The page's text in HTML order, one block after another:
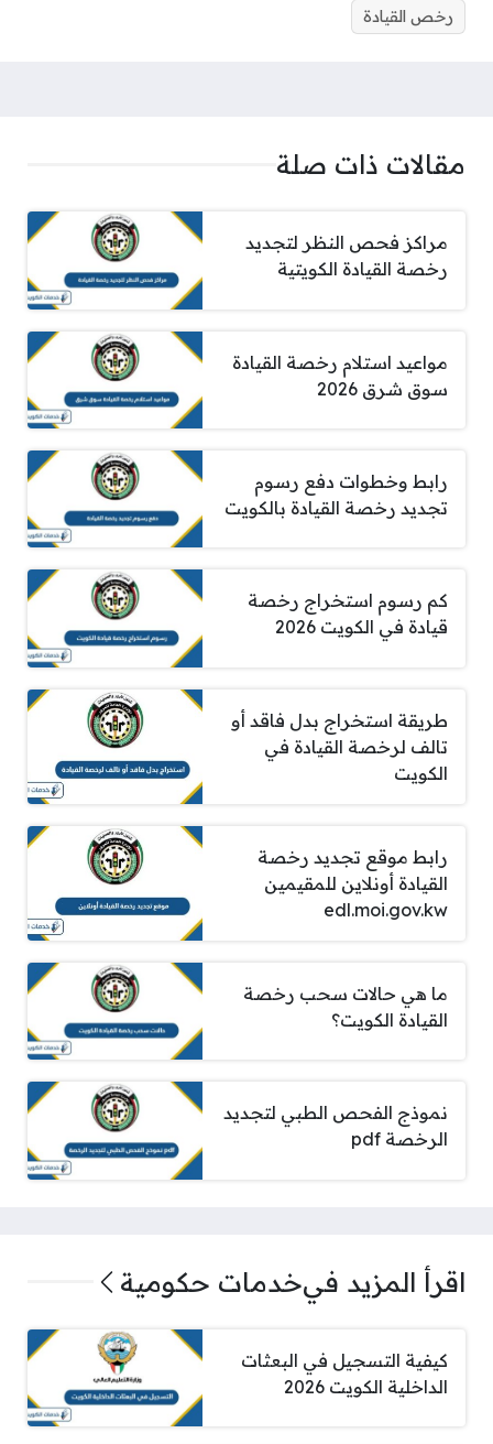
رخص القيادة
مقالات ذات صلة
مراكز فحص النظر لتجديد
رخصة القيادة الكويتية
مواعيد استلام رخصة القيادة
سوق شرق 2026
رابط وخطوات دفع رسوم
تجديد رخصة القيادة بالكويت
كم رسوم استخراج رخصة
قيادة في الكويت 2026
طريقة استخراج بدل فاقد أو
تالف لرخصة القيادة في
الكويت
رابط موقع تجديد رخصة
القيادة أونلاين للمقيمين
edl.moi.gov.kw
ما هي حالات سحب رخصة
القيادة الكويت؟
نموذج الفحص الطبي لتجديد
الرخصة pdf
اقرأ المزيد فيخدمات حكومية
كيفية التسجيل في البعثات
الداخلية الكويت 2026